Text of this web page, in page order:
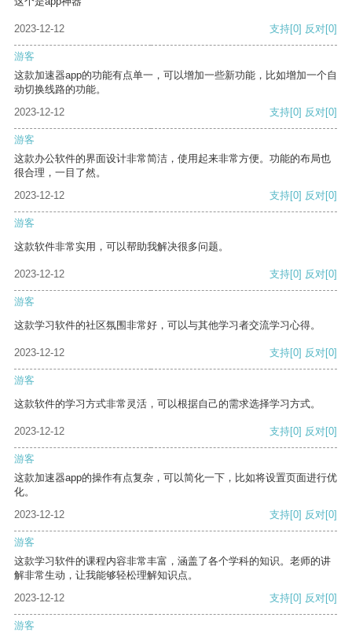
2023-12-12 支持[0] 反对[0]
游客
这款加速器app的功能有点单一，可以增加一些新功能，比如增加一个自
动切换线路的功能。
2023-12-12
支持[0] 反对[0]
游客
这款办公软件的界面设计非常简洁，使用起来非常方便。功能的布局也
很合理，一目了然。
2023-12-12
支持[0] 反对[0]
游客
这款软件非常实用，可以帮助我解决很多问题。
2023-12-12 支持[0] 反对[0]
游客
这款学习软件的社区氛围非常好，可以与其他学习者交流学习心得。
2023-12-12 支持[0] 反对[0]
游客
这款软件的学习方式非常灵活，可以根据自己的需求选择学习方式。
2023-12-12 支持[0] 反对[0]
游客
这款加速器app的操作有点复杂，可以简化一下，比如将设置页面进行优
化。
2023-12-12
支持[0] 反对[0]
游客
这款学习软件的课程内容非常丰富，涵盖了各个学科的知识。老师的讲
解非常生动，让我能够轻松理解知识点。
2023-12-12
支持[0] 反对[0]
游客